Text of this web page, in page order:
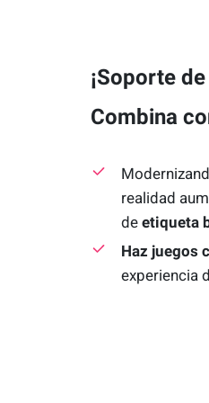
¡Soporte
Combina
realidad
de etiqueta
Haz juegos
experiencia